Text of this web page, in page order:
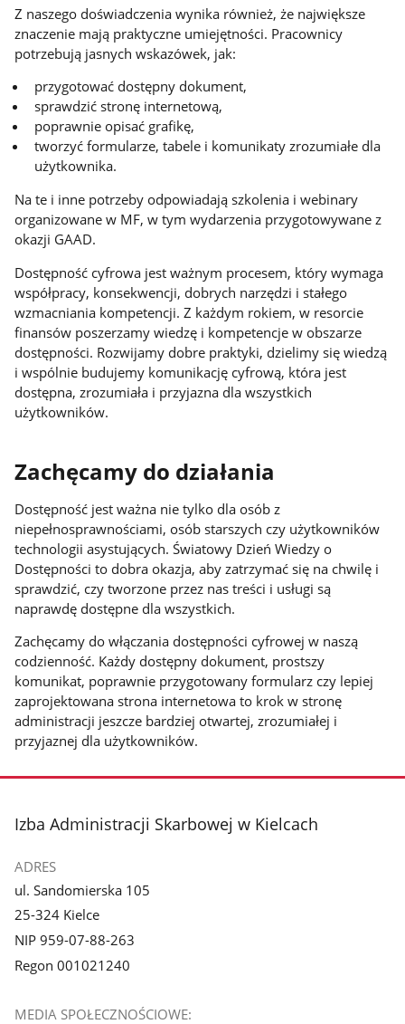
Z naszego doświadczenia wynika również, że największe
znaczenie mają praktyczne umiejętności. Pracownicy
potrzebują jasnych wskazówek, jak:
przygotować dostępny dokument,
sprawdzić stronę internetową,
poprawnie opisać grafikę,
tworzyć formularze, tabele i komunikaty zrozumiałe dla
użytkownika.
Na te i inne potrzeby odpowiadają szkolenia i webinary
organizowane w MF, w tym wydarzenia przygotowywane z
okazji GAAD.
Dostępność cyfrowa jest ważnym procesem, który wymaga
współpracy, konsekwencji, dobrych narzędzi i stałego
wzmacniania kompetencji. Z każdym rokiem, w resorcie
finansów poszerzamy wiedzę i kompetencje w obszarze
dostępności. Rozwijamy dobre praktyki, dzielimy się wiedzą
i wspólnie budujemy komunikację cyfrową, która jest
dostępna, zrozumiała i przyjazna dla wszystkich
użytkowników.
Zachęcamy do działania
Dostępność jest ważna nie tylko dla osób z
niepełnosprawnościami, osób starszych czy użytkowników
technologii asystujących. Światowy Dzień Wiedzy o
Dostępności to dobra okazja, aby zatrzymać się na chwilę i
sprawdzić, czy tworzone przez nas treści i usługi są
naprawdę dostępne dla wszystkich.
Zachęcamy do włączania dostępności cyfrowej w naszą
codzienność. Każdy dostępny dokument, prostszy
komunikat, poprawnie przygotowany formularz czy lepiej
zaprojektowana strona internetowa to krok w stronę
administracji jeszcze bardziej otwartej, zrozumiałej i
przyjaznej dla użytkowników.
stopka
Izba Administracji Skarbowej w Kielcach
ADRES
ul. Sandomierska 105
25-324 Kielce
NIP 959-07-88-263
Regon 001021240
MEDIA SPOŁECZNOŚCIOWE: